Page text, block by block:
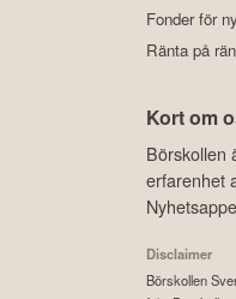
Fonder för
Ränta på
Kort om
Börskollen
erfarenhet
Disclaimer
Börskollen